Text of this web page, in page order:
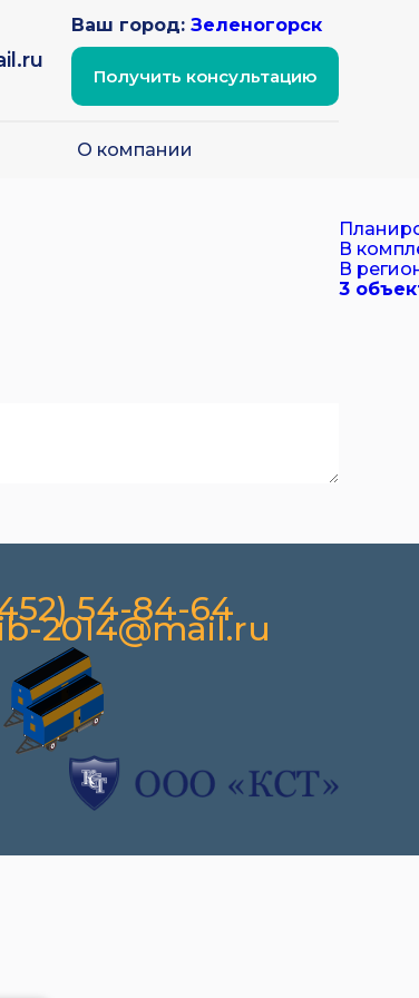
Ваш город: Зеленогорск
Получить консультацию
О компании
В
В
3
54-84-64
2014@mail.ru